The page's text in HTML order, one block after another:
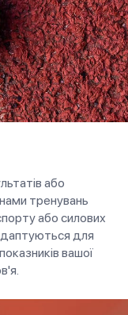
або
тренувань
або силових
для
вашої